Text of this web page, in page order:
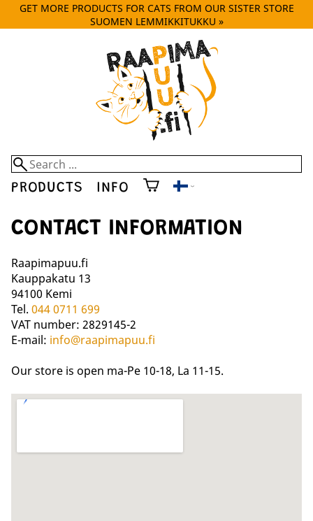
GET MORE PRODUCTS FOR CATS FROM OUR SISTER STORE
SUOMEN LEMMIKKITUKKU »
PRODUCTS INFO
CONTACT INFORMATION
Raapimapuu.fi
Kauppakatu 13
94100 Kemi
Tel. 044 0711 699
VAT number: 2829145-2
E-mail: info@raapimapuu.fi
Our store is open ma-Pe 10-18, La 11-15.